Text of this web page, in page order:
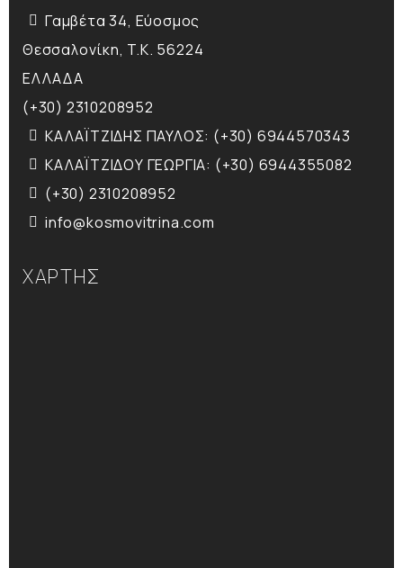
Γαμβέτα 34, Εύοσμος
Θεσσαλονίκη, T.K. 56224
ΕΛΛΑΔΑ
(+30) 2310208952
ΚΑΛΑΪΤΖΙΔΗΣ ΠΑΥΛΟΣ: (+30) 6944570343
ΚΑΛΑΪΤΖΙΔΟΥ ΓΕΩΡΓΙΑ: (+30) 6944355082
(+30) 2310208952
info@kosmovitrina.com
ΧΑΡΤΗΣ